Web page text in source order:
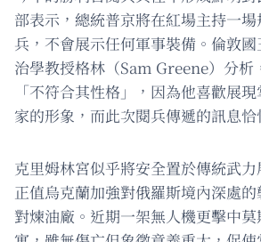
部表示，總統普京將在紅場主持一
兵，不會展示任何軍事裝備。倫敦
治學教授格林（Sam Greene）分析
「不符合其性格」，因為他喜歡展
家的形象，而此次閱兵傳遞的訊息恰
克里姆林宮似乎將安全置於傳統武
正值烏克蘭加強對俄羅斯境內深處
對煉油廠。近期一架無人機更擊中